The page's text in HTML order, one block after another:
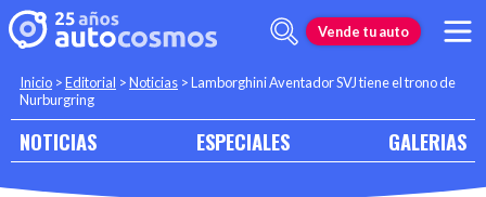
Vende tu auto
Inicio >Editorial >Noticias >Lamborghini Aventador SVJ tiene el trono de
Nurburgring
NOTICIAS ESPECIALES GALERIAS